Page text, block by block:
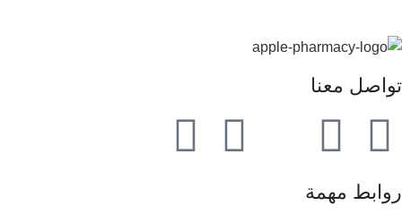
تواصل معنا
روابط مهمة